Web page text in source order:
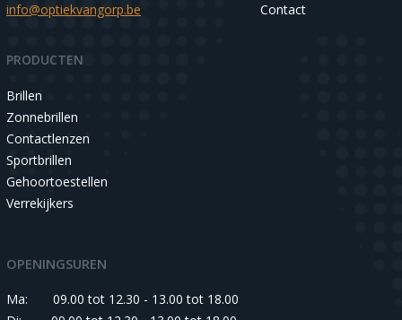
info@optiekvangorp.be
Contact
PRODUCTEN
Brillen
Zonnebrillen
Contactlenzen
Sportbrillen
Gehoortoestellen
Verrekijkers
OPENINGSUREN
Ma:
09.00 tot 12.30 - 13.00 tot 18.00